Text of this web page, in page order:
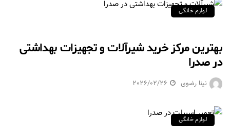
لوازم خانگی
بهترین مرکز خرید شیرآلات و تجهیزات بهداشتی
در صدرا
نینا رضوی 2026/02/26
لوازم خانگی